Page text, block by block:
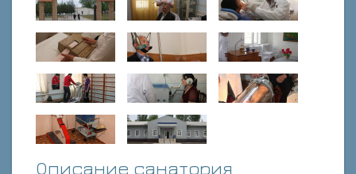
Описание санатория